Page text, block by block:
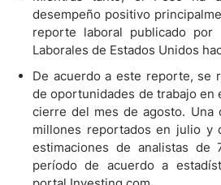
desempeño positivo
reporte laboral publicado por
Laborales de Estados Unidos
De acuerdo a este reporte, se
de oportunidades de trabajo en
cierre del mes de agosto. Una
millones reportados en julio y
estimaciones de analistas de
período de acuerdo a